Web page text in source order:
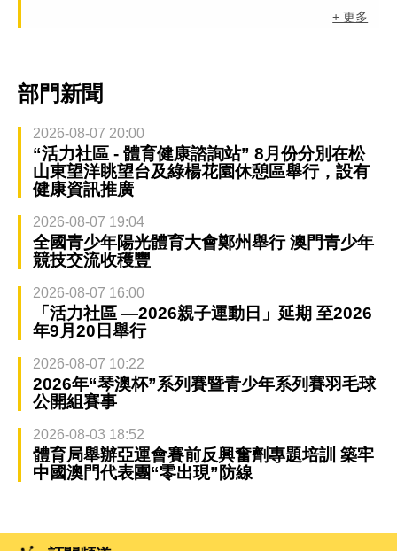
+ 更多
部門新聞
2026-08-07 20:00
“活力社區 - 體育健康諮詢站” 8月份分別在松
山東望洋眺望台及綠楊花園休憩區舉行，設有
健康資訊推廣
2026-08-07 19:04
全國青少年陽光體育大會鄭州舉行 澳門青少年
競技交流收穫豐
2026-08-07 16:00
「活力社區 —2026親子運動日」延期 至2026
年9月20日舉行
2026-08-07 10:22
2026年“琴澳杯”系列賽暨青少年系列賽羽毛球
公開組賽事
2026-08-03 18:52
體育局舉辦亞運會賽前反興奮劑專題培訓 築牢
中國澳門代表團“零出現”防線